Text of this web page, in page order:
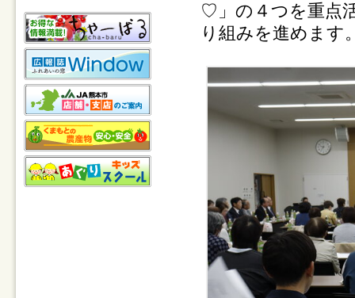
♡」の４つを重点
り組みを進めます